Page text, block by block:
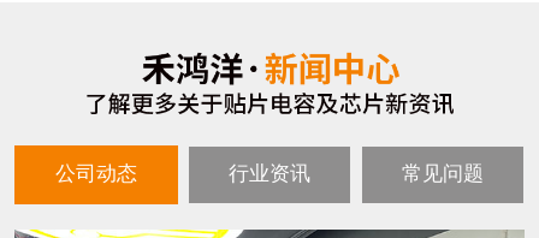
公司动态 行业资讯 常见问题